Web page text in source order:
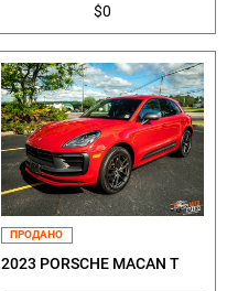
$0
ПРОДАНО
2023 PORSCHE MACAN T